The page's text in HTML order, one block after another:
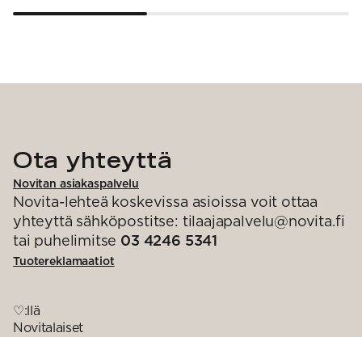
Ota yhteyttä
Novitan asiakaspalvelu
Novita-lehteä koskevissa asioissa voit ottaa
yhteyttä sähköpostitse: tilaajapalvelu@novita.fi
tai puhelimitse 03 4246 5341
Tuotereklamaatiot
♡:llä
Novitalaiset